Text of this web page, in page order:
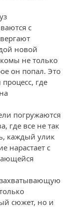
с
новой
не только
он попал. Это
где
погружаются
где все не так
каждый улик
нарастает с
захватывающую
сюжет, но и